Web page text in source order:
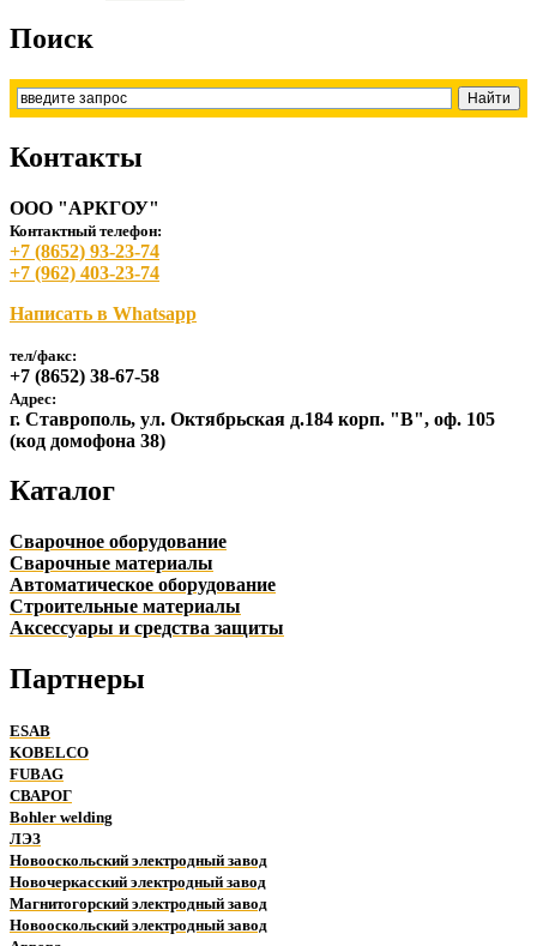
Поиск
Контакты
ООО "АРКГОУ"
Контактный телефон:
+7 (8652) 93-23-74
+7 (962) 403-23-74
Написать в Whatsapp
тел/факс:
+7 (8652) 38-67-58
Адрес:
г. Ставрополь, ул. Октябрьская д.184 корп. "В", оф. 105
(код домофона 38)
Каталог
Сварочное оборудование
Сварочные материалы
Автоматическое оборудование
Строительные материалы
Аксессуары и средства защиты
Партнеры
ESAB
KOBELCO
FUBAG
СВАРОГ
Bohler welding
ЛЭЗ
Новооскольский электродный завод
Новочеркасский электродный завод
Магнитогорский электродный завод
Новооскольский электродный завод